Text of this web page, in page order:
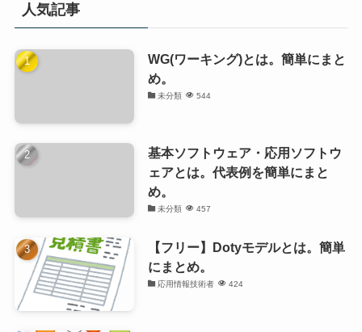
人気記事
WG(ワーキング)とは。簡単にまと
め。
未分類 544
基本ソフトウェア・応用ソフトウ
ェアとは。代表例を簡単にまと
め。
未分類 457
【フリー】Dotyモデルとは。簡単
にまとめ。
応用情報技術者 424